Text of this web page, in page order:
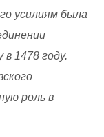
усилиям была
в 1478 году.
роль в